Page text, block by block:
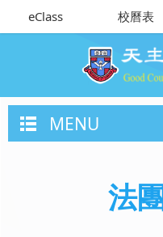
eClass 校曆表
MENU
法